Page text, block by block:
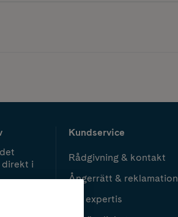
direkt i
Kundservice
Rådgivning & kontakt
Ångerrätt & reklamation
Vår expertis